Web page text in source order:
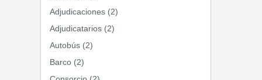
Adjudicaciones (2)
Adjudicatarios (2)
Autobús (2)
Barco (2)